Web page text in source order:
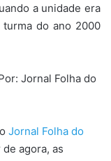
a unidade era
do ano 2000
Jornal Folha do
Jornal Folha do
agora, as